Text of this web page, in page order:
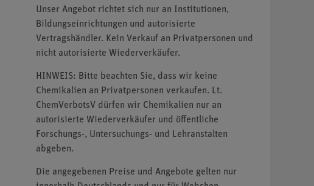
Unser Angebot richtet sich nur an Institutionen,
Bildungseinrichtungen und autorisierte
Vertragshändler. Kein Verkauf an Privatpersonen und
nicht autorisierte Wiederverkäufer.
HINWEIS: Bitte beachten Sie, dass wir keine
Chemikalien an Privatpersonen verkaufen. Lt.
ChemVerbotsV dürfen wir Chemikalien nur an
autorisierte Wiederverkäufer und öffentliche
Forschungs-, Untersuchungs- und Lehranstalten
abgeben.
Die angegebenen Preise und Angebote gelten nur